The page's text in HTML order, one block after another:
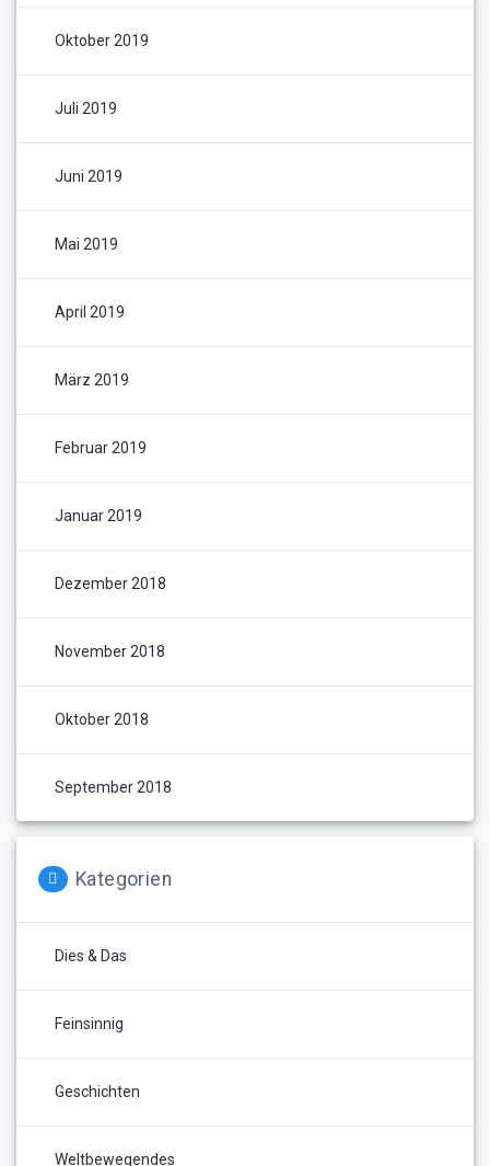
Oktober 2019
Juli 2019
Juni 2019
Mai 2019
April 2019
März 2019
Februar 2019
Januar 2019
Dezember 2018
November 2018
Oktober 2018
September 2018
Kategorien
Dies & Das
Feinsinnig
Geschichten
Weltbewegendes